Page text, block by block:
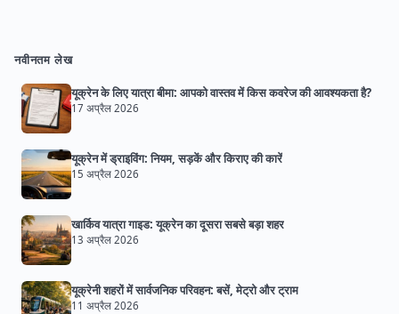
नवीनतम लेख
यूक्रेन के लिए यात्रा बीमा: आपको वास्तव में किस कवरेज की आवश्यकता है?
17 अप्रैल 2026
यूक्रेन में ड्राइविंग: नियम, सड़कें और किराए की कारें
15 अप्रैल 2026
खार्किव यात्रा गाइड: यूक्रेन का दूसरा सबसे बड़ा शहर
13 अप्रैल 2026
यूक्रेनी शहरों में सार्वजनिक परिवहन: बसें, मेट्रो और ट्राम
11 अप्रैल 2026